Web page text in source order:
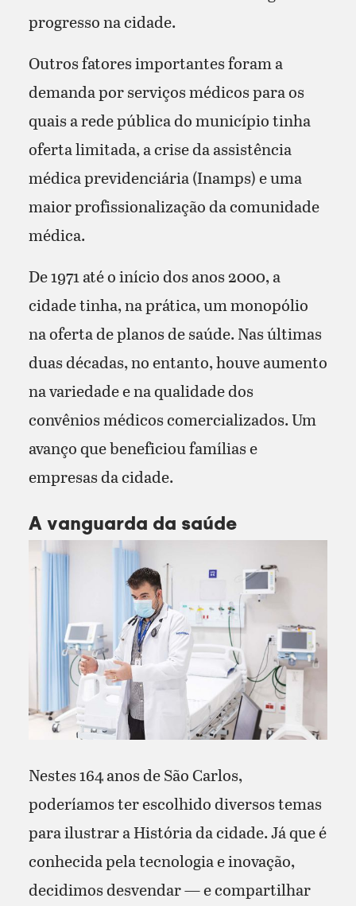
progresso na cidade.
Outros fatores importantes foram a
demanda por serviços médicos para os
quais a rede pública do município tinha
oferta limitada, a crise da assistência
médica previdenciária (Inamps) e uma
maior profissionalização da comunidade
médica.
De 1971 até o início dos anos 2000, a
cidade tinha, na prática, um monopólio
na oferta de planos de saúde. Nas últimas
duas décadas, no entanto, houve aumento
na variedade e na qualidade dos
convênios médicos comercializados. Um
avanço que beneficiou famílias e
empresas da cidade.
A vanguarda da saúde
Nestes 164 anos de São Carlos,
poderíamos ter escolhido diversos temas
para ilustrar a História da cidade. Já que é
conhecida pela tecnologia e inovação,
decidimos desvendar — e compartilhar